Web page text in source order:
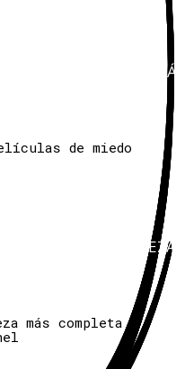
de miedo
BELLEZA
más completa